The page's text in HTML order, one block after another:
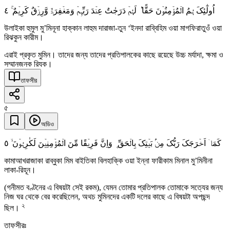
اُولٰٓئِکَ ہُمُ الۡمُؤۡمِنُوۡنَ حَقًّا ؕ لَہُمۡ دَرَجٰتٌ عِنۡدَ رَبِّہِمۡ وَمَغۡفِرَۃٌ وَّرِزۡقٌ کَرِیۡمٌ ۚ ٤
উলাইকা হুমুল মু’মিনূনা হাক্কান লাহুম দারাজা-তুন ‘ইনদা রাব্বিহিম ওয়া মাগফিরাতুওঁ ওয়া
রিঝকুন কারীম।
এরাই প্রকৃত মুমিন। তাদের জন্য তাদের প্রতিপালকের কাছে রয়েছে উচ্চ মর্যাদা, ক্ষমা ও
সম্মানজনক রিযক।
তাফসীর
৫
অডিও
کَمَاۤ اَخۡرَجَکَ رَبُّکَ مِنۡۢ بَیۡتِکَ بِالۡحَقِّ ۪ وَاِنَّ فَرِیۡقًا مِّنَ الۡمُؤۡمِنِیۡنَ لَکٰرِہُوۡنَ ۙ ٥
কামাআখরাজাকা রাব্বুকা মিম বাইতিকা বিলহাক্কি ওয়া ইন্না ফারীকাম মিনাল মু’মিনীনা
লাকা-রিহূন।
(গনীমত বণ্টনের এ বিষয়টা সেই রকম), যেমন তোমার প্রতিপালক তোমাকে সত্যের জন্য
নিজ ঘর থেকে বের করেছিলেন, অথচ মুমিনদের একটি দলের কাছে এ বিষয়টা অপছন্দ
ছিল। ২
তাফসীরঃ